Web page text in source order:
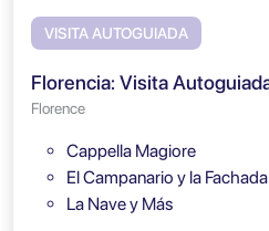
VISITA AUTOGUIADA
Florence
Cappella Magiore
El Campanario y la Fachada
La Nave y Más